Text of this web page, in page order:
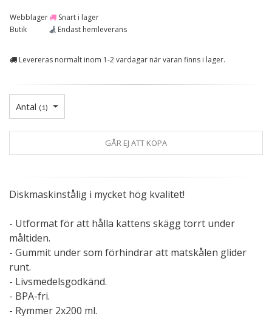
Webblager
Snart i lager
Butik
Endast hemleverans
Levereras normalt inom 1-2 vardagar när varan finns i lager.
Antal (1)
GÅR EJ ATT KÖPA
Diskmaskinstålig i mycket hög kvalitet!
- Utformat för att hålla kattens skägg torrt under
måltiden.
- Gummit under som förhindrar att matskålen glider
runt.
- Livsmedelsgodkänd.
- BPA-fri.
- Rymmer 2x200 ml.